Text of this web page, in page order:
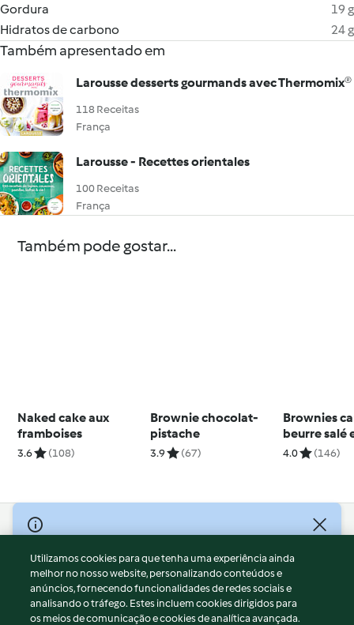
Gordura
19 g
Hidratos de carbono
24 g
Também apresentado em
Larousse desserts gourmands avec Thermomix®
118 Receitas
França
Larousse - Recettes orientales
100 Receitas
França
Também pode gostar...
Naked cake aux
framboises
3.6 (108)
Brownie chocolat-
pistache
3.9 (67)
Brownies
beurre salé
pécan
4.0 (146)
© Copyright 2026
Termos de Utilização
Aviso sobre Proteção de Dados
Aviso
Utilizamos cookies para que tenha uma experiência ainda
melhor no nosso website, personalizando conteúdos e
anúncios, fornecendo funcionalidades de redes sociais e
analisando o tráfego. Estes incluem cookies dirigidos para
os meios de comunicação e cookies de analítica avançada.